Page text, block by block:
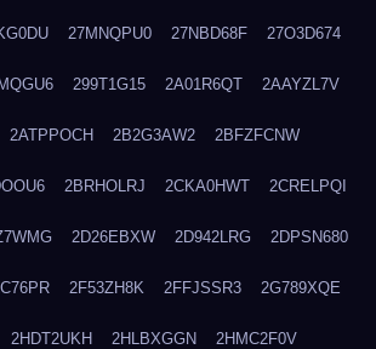
27MNQPU0 27NBD68F 27O3D674
299T1G15 2A01R6QT 2AAYZL7V
2ATPPOCH 2B2G3AW2 2BFZFCNW
2BRHOLRJ 2CKA0HWT 2CRELPQI
2D26EBXW 2D942LRG 2DPSN680
2F53ZH8K 2FFJSSR3 2G789XQE
2HDT2UKH 2HLBXGGN 2HMC2F0V